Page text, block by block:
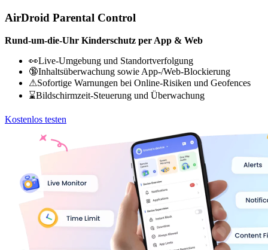
AirDroid Parental Control
Rund-um-die-Uhr Kinderschutz per App & Web
👀Live-Umgebung und Standortverfolgung
🔞Inhaltsüberwachung sowie App-/Web-Blockierung
⚠Sofortige Warnungen bei Online-Risiken und Geofences
⌛Bildschirmzeit-Steuerung und Überwachung
Kostenlos testen